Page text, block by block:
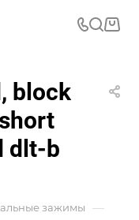
block
dlt-b
зажимы —